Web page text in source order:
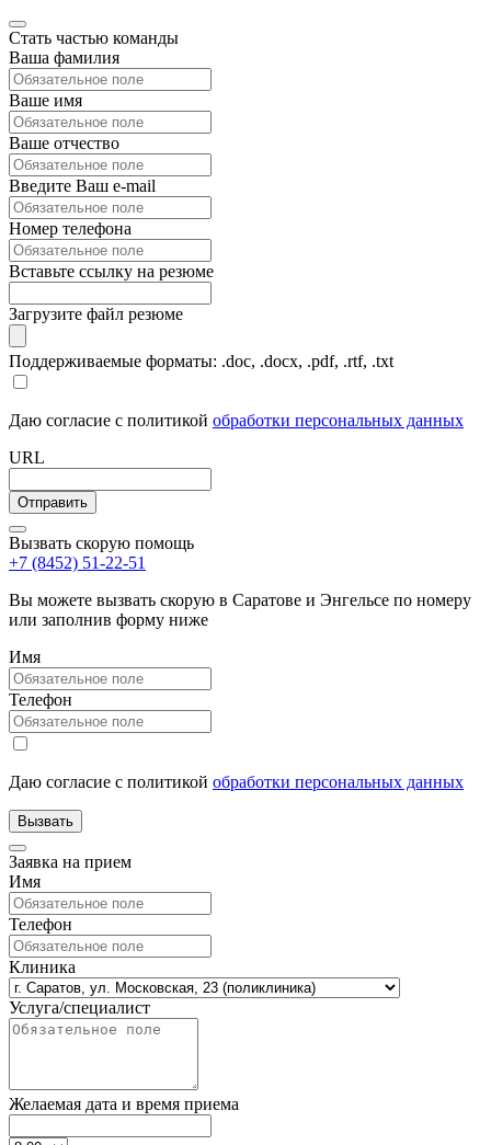
Стать частью команды
Ваша фамилия
Ваше имя
Ваше отчество
Введите Ваш e-mail
Номер телефона
Вставьте ссылку на резюме
Загрузите файл резюме
Поддерживаемые форматы: .doc, .docx, .pdf, .rtf, .txt
Даю согласие с политикой обработки персональных данных
URL
Вызвать скорую помощь
+7 (8452) 51-22-51
Вы можете вызвать скорую в Саратове и Энгельсе по номеру
или заполнив форму ниже
Имя
Телефон
Даю согласие с политикой обработки персональных данных
Заявка на прием
Имя
Телефон
Клиника
Услуга/специалист
Желаемая дата и время приема